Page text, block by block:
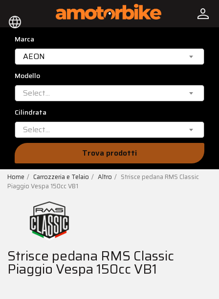
language person
Marca
AEON
Modello
Select...
Cilindrata
Select...
Trova prodotti
Home Carrozzeria e Telaio Altro
Strisce pedana RMS Classic
Piaggio Vespa 150cc VB1
Strisce pedana RMS Classic
Piaggio Vespa 150cc VB1